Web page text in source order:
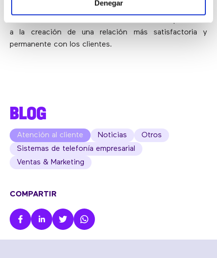
Denegar
. Las soluciones de gestión de la
a la creación de una relación más satisfactoria y
permanente con los clientes.
BLOG
Atención al cliente Noticias
Otros
Sistemas de telefonía empresarial
Ventas & Marketing
COMPARTIR